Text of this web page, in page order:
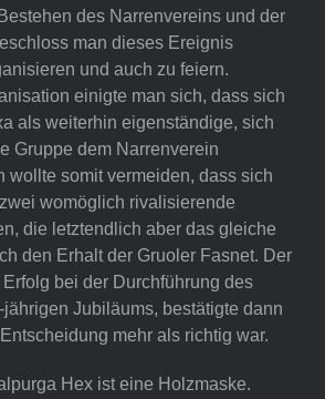
des Narrenvereins und der
man dieses Ereignis
und auch zu feiern.
einigte man sich, dass sich
als weiterhin eigenständige, sich
Gruppe dem Narrenverein
wollte somit vermeiden, dass sich
womöglich rivalisierende
die letztendlich aber das gleiche
den Erhalt der Gruoler Fasnet. Der
bei der Durchführung des
Jubiläums, bestätigte dann
mehr als richtig war.
Hex ist eine Holzmaske.